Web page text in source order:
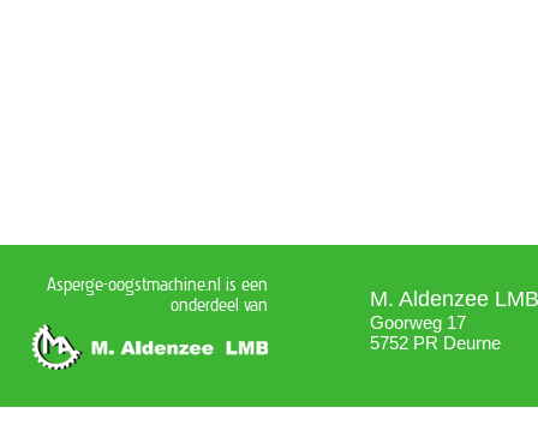
Asperge-oogstmachine.nl is een
onderdeel van
M. Aldenzee
Goorweg 17
5752 PR Deurne